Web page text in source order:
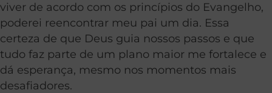
viver de acordo com os princípios do Evangelho,
poderei reencontrar meu pai um dia. Essa
certeza de que Deus guia nossos passos e que
tudo faz parte de um plano maior me fortalece e
dá esperança, mesmo nos momentos mais
desafiadores.